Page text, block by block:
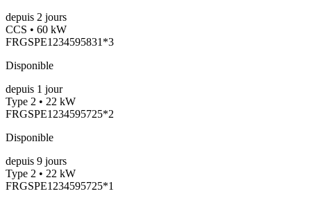
depuis 2 jours
CCS • 60 kW
FRGSPE1234595831*3
Disponible
depuis 1 jour
Type 2 • 22 kW
FRGSPE1234595725*2
Disponible
depuis 9 jours
Type 2 • 22 kW
FRGSPE1234595725*1